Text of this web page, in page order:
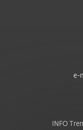
e-
INFO